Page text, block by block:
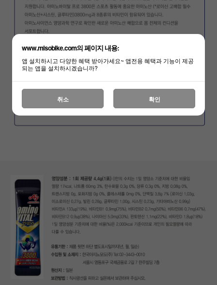
www.misobike.com의 페이지 내용:
앱 설치하시고 다양한 혜택 받아가세요~ 앱전용 혜택과 기능이 제공
되는 앱을 설치하시겠습니까?
취소 확인